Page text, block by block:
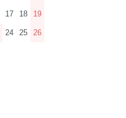
17 18 19
24 25 26